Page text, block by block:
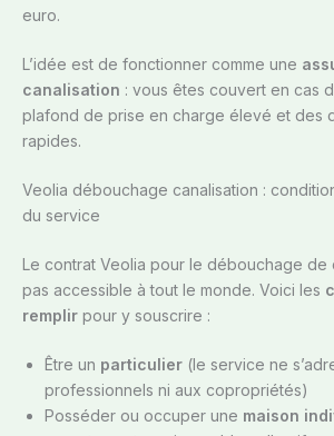
euro.
L’idée est de fonctionner comme une
canalisation : vous êtes couvert en cas
plafond de prise en charge élevé et des
rapides.
Veolia débouchage canalisation :
du service
Le contrat Veolia pour le débouchage de
pas accessible à tout le monde. Voici les
remplir pour y souscrire :
Être un particulier (le service ne
professionnels ni aux copropriétés)
Posséder ou occuper une maison